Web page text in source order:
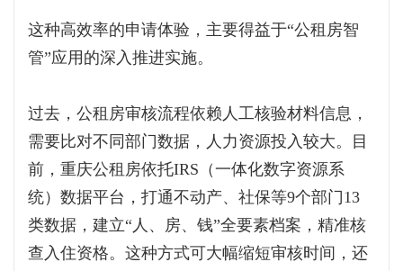
这种高效率的申请体验，主要得益于“公租房智
管”应用的深入推进实施。
过去，公租房审核流程依赖人工核验材料信息，
需要比对不同部门数据，人力资源投入较大。目
前，重庆公租房依托IRS（一体化数字资源系
统）数据平台，打通不动产、社保等9个部门13
类数据，建立“人、房、钱”全要素档案，精准核
查入住资格。这种方式可大幅缩短审核时间，还